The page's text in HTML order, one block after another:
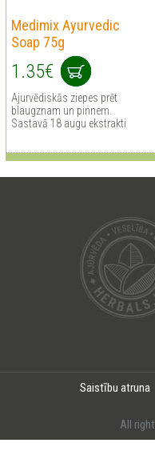
Medimix Ayurvedic
Soap 75g
1.35€
Ajurvēdiskās ziepes prēt
blaugznam un pinnem.
Sastavā 18 augu ekstrakti
Saistību atruna
All